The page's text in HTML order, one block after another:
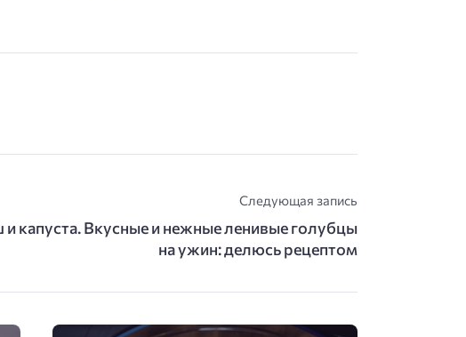
Следующая запись
капуста. Вкусные и нежные ленивые голубцы
на ужин: делюсь рецептом